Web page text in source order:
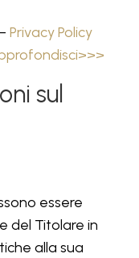
Privacy Policy
sul
essere
del Titolare in
alla sua